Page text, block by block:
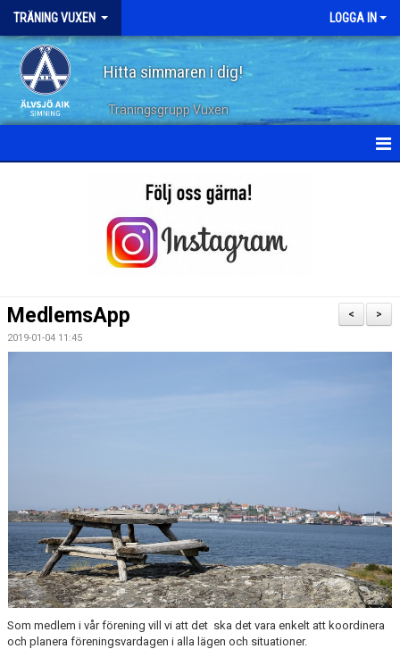
TRÄNING VUXEN LOGGA IN
Hitta simmaren i dig!
Träningsgrupp Vuxen
TERMINSPLANERING
TRÄNINGSPASS
>
<
MedlemsApp
2019-01-04 11:45
Som medlem i vår förening vill vi att det ska det vara enkelt att koordinera
och planera föreningsvardagen i alla lägen och situationer.